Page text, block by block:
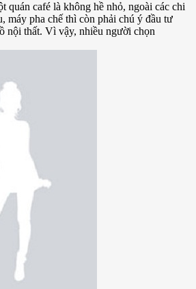
quán café là không hề nhỏ, ngoài các chi
máy pha chế thì còn phải chú ý đầu tư
nội thất. Vì vậy, nhiều người chọn